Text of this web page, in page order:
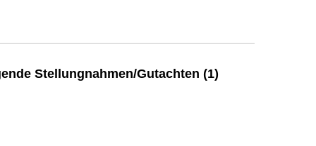
Stellungnahmen/Gutachten (1)